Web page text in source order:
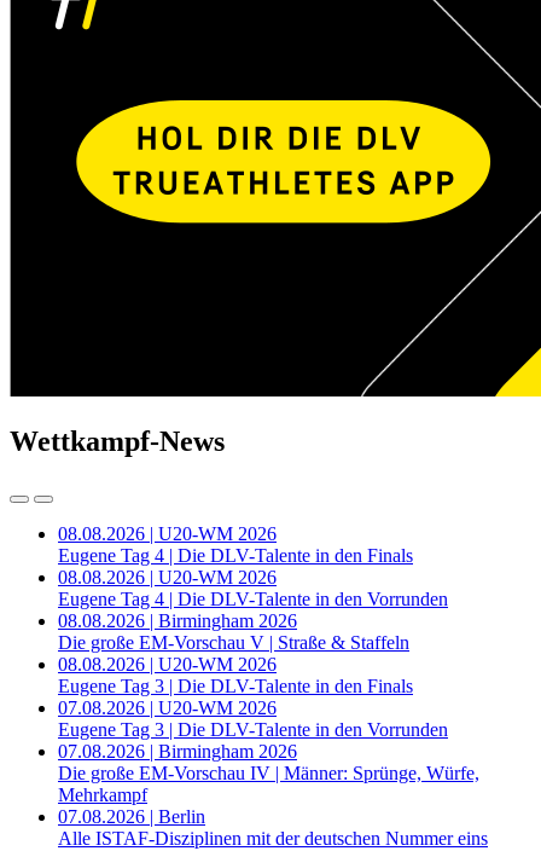
Wettkampf-News
08.08.2026 | U20-WM 2026
Eugene Tag 4 | Die DLV-Talente in den Finals
08.08.2026 | U20-WM 2026
Eugene Tag 4 | Die DLV-Talente in den Vorrunden
08.08.2026 | Birmingham 2026
Die große EM-Vorschau V | Straße & Staffeln
08.08.2026 | U20-WM 2026
Eugene Tag 3 | Die DLV-Talente in den Finals
07.08.2026 | U20-WM 2026
Eugene Tag 3 | Die DLV-Talente in den Vorrunden
07.08.2026 | Birmingham 2026
Die große EM-Vorschau IV | Männer: Sprünge, Würfe,
Mehrkampf
07.08.2026 | Berlin
Alle ISTAF-Disziplinen mit der deutschen Nummer eins